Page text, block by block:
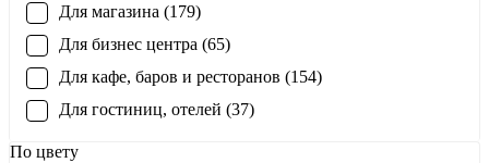
Для магазина (179)
Для бизнес центра (65)
Для кафе, баров и ресторанов (154)
Для гостиниц, отелей (37)
По цвету